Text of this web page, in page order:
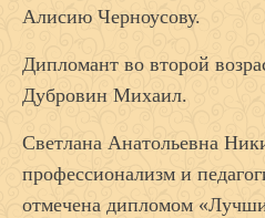
Алисию Черноусову.
Дипломант во второй
Дубровин Михаил.
Светлана Анатольевна
профессионализм и
отмечена дипломом